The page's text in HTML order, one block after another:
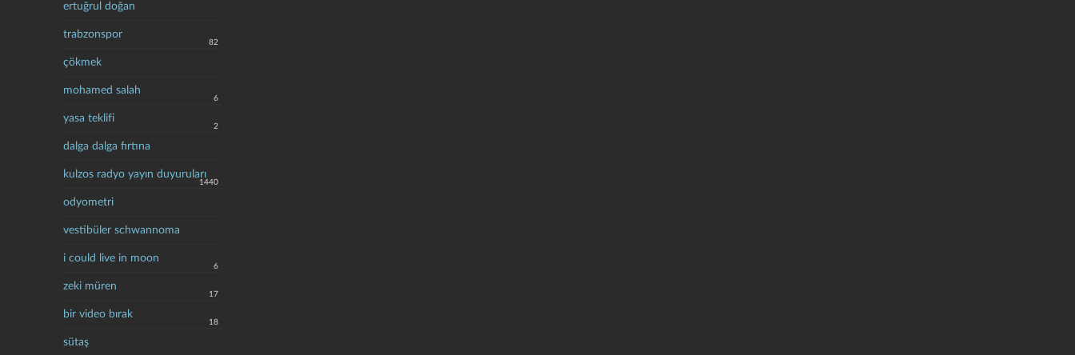
ertuğrul doğan
trabzonspor
82
çökmek
mohamed salah
6
yasa teklifi
2
dalga dalga fırtına
kulzos radyo yayın duyuruları
1440
odyometri
vestibüler schwannoma
i could live in moon
6
zeki müren
17
bir video bırak
18
sütaş